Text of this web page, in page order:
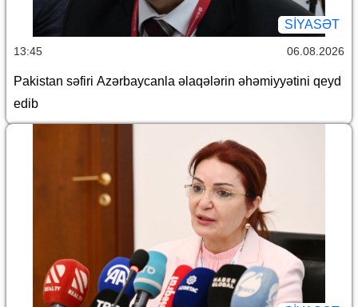
SİYASƏT
13:45 06.08.2026
Pakistan səfiri Azərbaycanla əlaqələrin əhəmiyyətini qeyd
edib